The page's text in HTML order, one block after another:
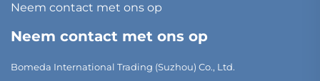
Neem contact met ons op
Neem contact met ons op
Bomeda International Trading (Suzhou) Co., Ltd.